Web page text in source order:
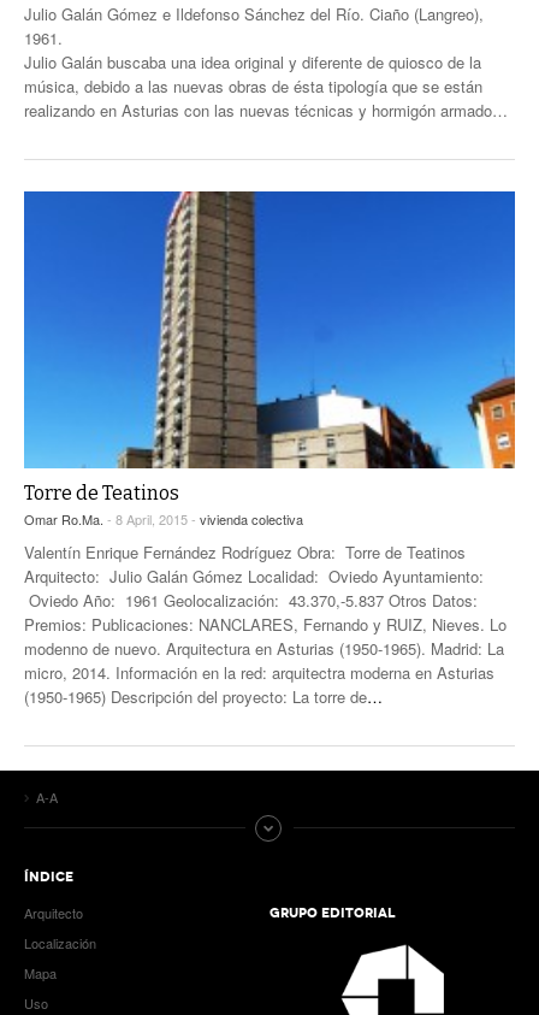
Julio Galán Gómez e Ildefonso Sánchez del Río. Ciaño (Langreo),
1961.
Julio Galán buscaba una idea original y diferente de quiosco de la
música, debido a las nuevas obras de ésta tipología que se están
realizando en Asturias con las nuevas técnicas y hormigón armado…
Torre de Teatinos
Omar Ro.Ma. - 8 April, 2015 - vivienda colectiva
Valentín Enrique Fernández Rodríguez Obra: Torre de Teatinos
Arquitecto: Julio Galán Gómez Localidad: Oviedo Ayuntamiento:
Oviedo Año: 1961 Geolocalización: 43.370,-5.837 Otros Datos:
Premios: Publicaciones: NANCLARES, Fernando y RUIZ, Nieves. Lo
modenno de nuevo. Arquitectura en Asturias (1950-1965). Madrid: La
micro, 2014. Información en la red: arquitectra moderna en Asturias
(1950-1965) Descripción del proyecto: La torre de…
A-A
ÍNDICE
Arquitecto
Localización
Mapa
Uso
GRUPO EDITORIAL